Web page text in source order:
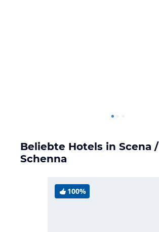
Beliebte Hotels in Scena /
Schenna
100%